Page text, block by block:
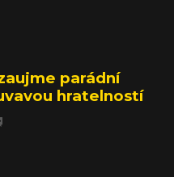
parádní
hratelností